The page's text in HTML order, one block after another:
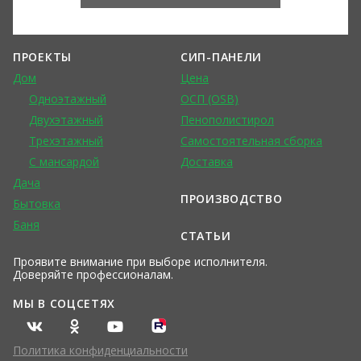
ПРОЕКТЫ
Дом
Одноэтажный
Двухэтажный
Трехэтажный
С мансардой
Дача
Бытовка
Баня
Проявите внимание при выборе исполнителя.
Доверяйте профессионалам.
СИП-ПАНЕЛИ
Цена
ОСП (OSB)
Пенополистирол
Самостоятельная сборка
Доставка
ПРОИЗВОДСТВО
СТАТЬИ
МЫ В СОЦСЕТЯХ
Политика конфиденциальности